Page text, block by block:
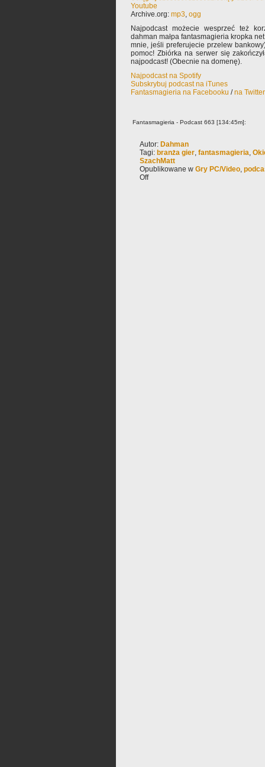
Youtube
Archive.org: mp3, ogg
Najpodcast możecie wesprzeć też
dahman małpa fantasmagieria kropka
mnie, jeśli preferujecie przelew
pomoc! Zbiórka na serwer się
najpodcast! (Obecnie na domenę).
Najpodcast na Spotify
Subskrybuj podcast na iTunes
Fantasmagieria na Facebooku /na
Fantasmagieria - Podcast 663 [134:45m]:
Autor: Dahman
Tagi: branża gier, fantasmagieria,
SzachMatt
Opublikowane w Gry PC/Video,
Off